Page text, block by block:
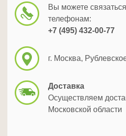
Вы можете
телефонам:
+7 (495) 432-00-77
г. Москва,
Доставка
Осуществляем
Московской области